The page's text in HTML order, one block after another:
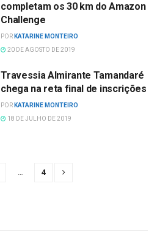
completam os 30 km do Amazon
Challenge
POR KATARINE MONTEIRO
20 DE AGOSTO DE 2019
Travessia Almirante Tamandaré
chega na reta final de inscrições
POR KATARINE MONTEIRO
18 DE JULHO DE 2019
… 4